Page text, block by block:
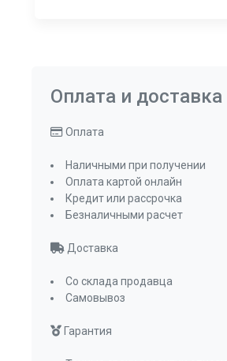
Оплата и доставка
Оплата
Наличными при получении
Оплата картой онлайн
Кредит или рассрочка
Безналичными расчет
Доставка
Со склада продавца
Самовывоз
Гарантия